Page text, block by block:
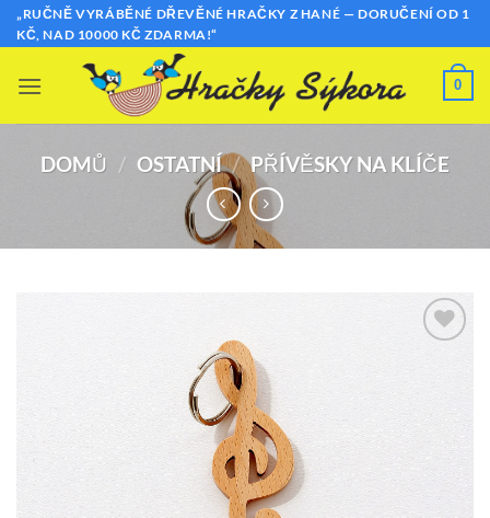
Přeskočit
„RUČNĚ VYRÁBĚNÉ DŘEVĚNÉ HRAČKY Z HANÉ — DORUČENÍ OD 1
KČ, NAD 10000 KČ ZDARMA!“
0
DOMŮ / OSTATNÍ / PŘÍVĚSKY NA KLÍČE